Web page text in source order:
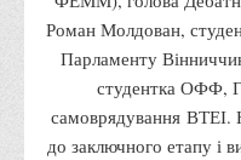
Психології
Права
Обліку та
Фінансів
Роман Молдован,
Парламенту
студентка ОФФ,
самоврядування ВТЕІ.
до заключного етапу і